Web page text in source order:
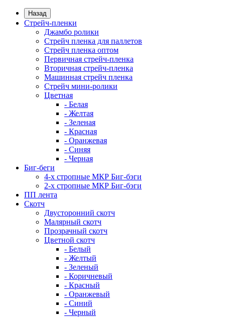
Назад
Стрейч-пленки
Джамбо ролики
Стрейч пленка для паллетов
Стрейч пленка оптом
Первичная стрейч-пленка
Вторичная стрейч-пленка
Машинная стрейч пленка
Стрейч мини-ролики
Цветная
- Белая
- Желтая
- Зеленая
- Красная
- Оранжевая
- Синяя
- Черная
Биг-беги
4-х стропные МКР Биг-бэги
2-х стропные МКР Биг-бэги
ПП лента
Скотч
Двусторонний скотч
Малярный скотч
Прозрачный скотч
Цветной скотч
- Белый
- Желтый
- Зеленый
- Коричневый
- Красный
- Оранжевый
- Синий
- Черный